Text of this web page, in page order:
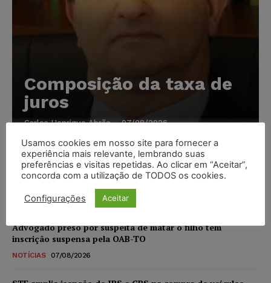
Composição da taxa de
juros
Carlos Henrique Abrão - 07/08/2026
Meta é alvo de denúncia após anúncios com conteúdo
sexual infantil gerado por IA circularem em suas
plataformas
NOTÍCIAS 07/08/2026
Advogado preso por suspeita de matar o filho tem
inscrição suspensa pela OAB-TO
NOTÍCIAS 07/08/2026
Usamos cookies em nosso site para fornecer a
experiência mais relevante, lembrando suas
preferências e visitas repetidas. Ao clicar em “Aceitar”,
concorda com a utilização de TODOS os cookies.
Configurações Aceitar